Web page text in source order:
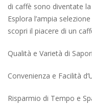
di caffè sono diventate
Esplora l’ampia
scopri il piacere di un
Qualità e Varietà di Sapori
Convenienza e Facilità
Risparmio di Tempo e